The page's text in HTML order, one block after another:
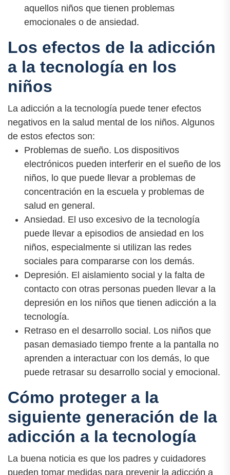
aquellos niños que tienen problemas
emocionales o de ansiedad.
Los efectos de la adicción
a la tecnología en los
niños
La adicción a la tecnología puede tener efectos
negativos en la salud mental de los niños. Algunos
de estos efectos son:
Problemas de sueño. Los dispositivos
electrónicos pueden interferir en el sueño de los
niños, lo que puede llevar a problemas de
concentración en la escuela y problemas de
salud en general.
Ansiedad. El uso excesivo de la tecnología
puede llevar a episodios de ansiedad en los
niños, especialmente si utilizan las redes
sociales para compararse con los demás.
Depresión. El aislamiento social y la falta de
contacto con otras personas pueden llevar a la
depresión en los niños que tienen adicción a la
tecnología.
Retraso en el desarrollo social. Los niños que
pasan demasiado tiempo frente a la pantalla no
aprenden a interactuar con los demás, lo que
puede retrasar su desarrollo social y emocional.
Cómo proteger a la
siguiente generación de la
adicción a la tecnología
La buena noticia es que los padres y cuidadores
pueden tomar medidas para prevenir la adicción a